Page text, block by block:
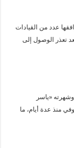
عدد من القيادات
تعذر الوصول إلى
«ياسر
منذ عدة أيام، ما